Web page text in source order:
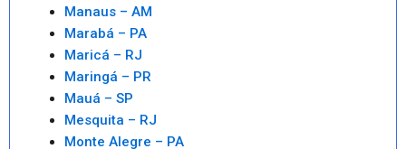
Manaus – AM
Marabá – PA
Maricá – RJ
Maringá – PR
Mauá – SP
Mesquita – RJ
Monte Alegre – PA